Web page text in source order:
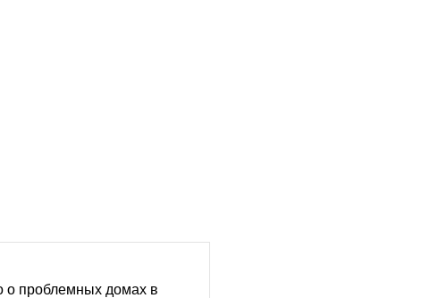
о проблемных домах в